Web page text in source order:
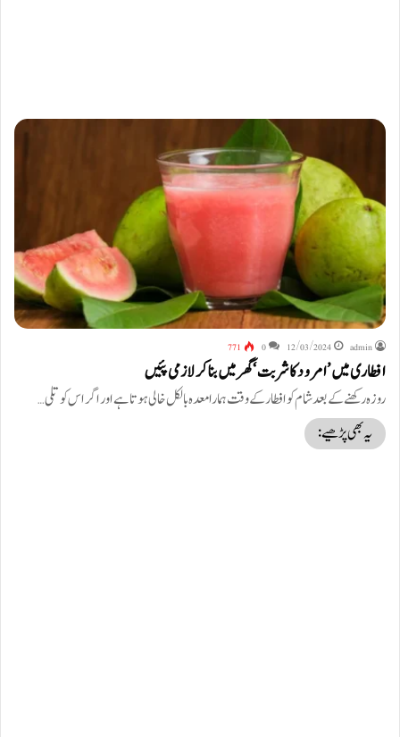
admin
12/03/2024
0
771
افطاری میں ’امرود کا شربت‘ گھر میں بنا کر لازمی پئیں
روزہ رکھنے کے بعد شام کو افطار کے وقت ہمارا معدہ بالکل خالی ہوتا ہے اور اگر اس کو تلی…
یہ بھی پڑھیے: